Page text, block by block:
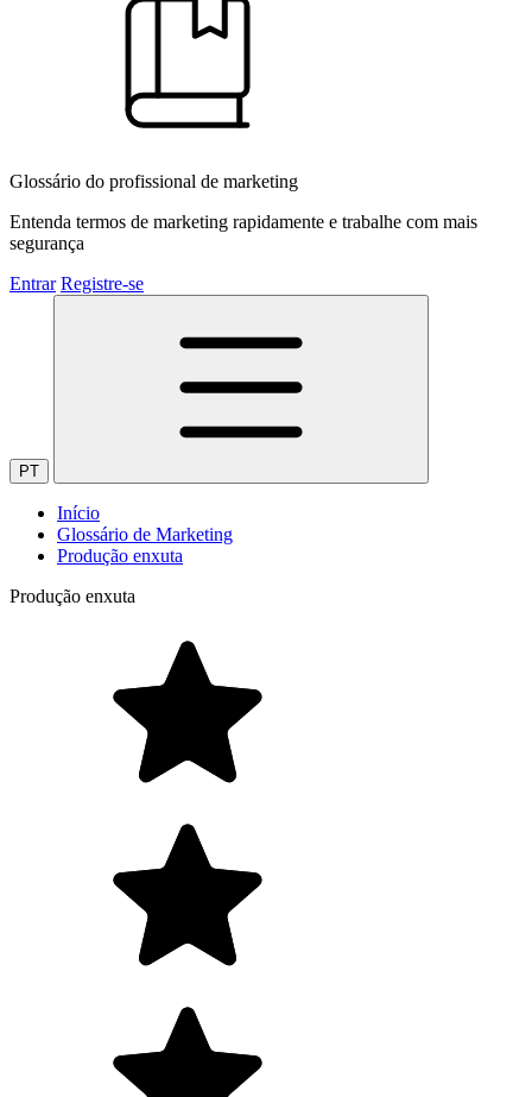
Glossário do profissional de marketing
Entenda termos de marketing rapidamente e trabalhe com mais
segurança
Entrar Registre-se
PT
Início
Glossário de Marketing
Produção enxuta
Produção enxuta